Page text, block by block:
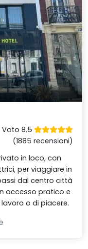
Voto 8.5
(1885 recensioni)
in loco, con
per viaggiare in
dal centro città
accesso pratico e
o di piacere.